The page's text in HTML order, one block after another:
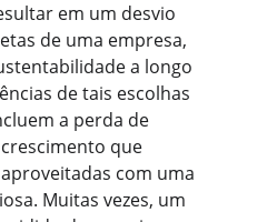
em um desvio
de uma empresa,
a longo
de tais escolhas
a perda de
que
com uma
Muitas vezes, um